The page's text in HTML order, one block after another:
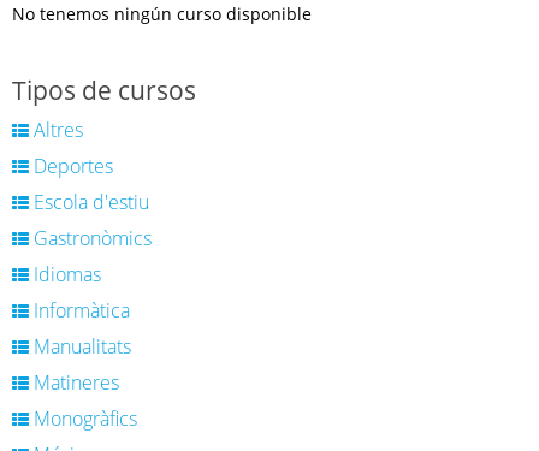
No tenemos ningún curso disponible
Tipos de cursos
Altres
Deportes
Escola d'estiu
Gastronòmics
Idiomas
Informàtica
Manualitats
Matineres
Monogràfics